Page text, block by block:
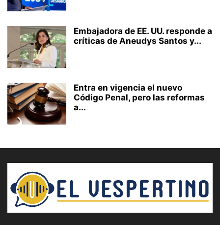
Embajadora de EE. UU. responde a
críticas de Aneudys Santos y...
Entra en vigencia el nuevo
Código Penal, pero las reformas
a...